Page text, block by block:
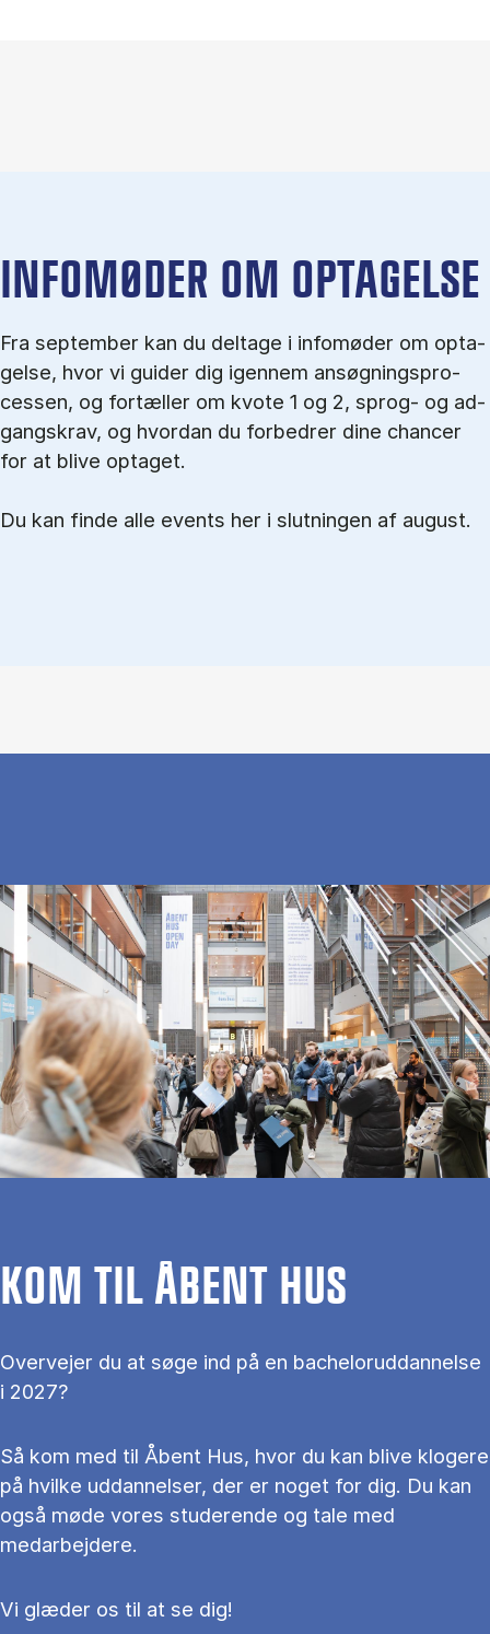
IN­FO­MØ­DER OM OP­TA­GEL­SE
Fra september kan du del­tage i in­fo­mø­der om op­ta­
gel­se, hvor vi gu­i­der dig igen­nem an­søg­nings­pro­
ces­sen, og for­tæl­ler om kvo­te 1 og 2, sprog- og ad­
gangs­krav, og hvordan du forbedrer dine chancer
for at blive optaget.
Du kan finde alle events her i slutningen af august.
KOM TIL ÅBENT HUS
Overvejer du at søge ind på en bacheloruddannelse
i 2027?
Så kom med til Åbent Hus, hvor du kan blive klogere
på hvilke uddannelser, der er noget for dig. Du kan
også møde vores studerende og tale med
medarbejdere.
Vi glæder os til at se dig!